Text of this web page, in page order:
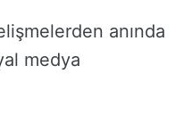
anında
medya